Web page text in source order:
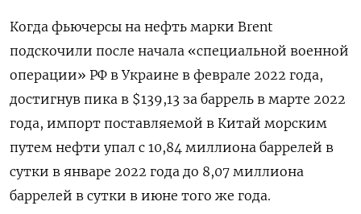
Когда фьючерсы на нефть марки Brent
подскочили после начала «специальной ​военной
операции» РФ в Украине в феврале 2022 года,
достигнув пика в $139,13 за баррель в марте 2022
года, импорт поставляемой в Китай ‌морским
путем нефти упал с 10,84 миллиона баррелей в
сутки в январе 2022 года до 8,07 миллиона
баррелей в сутки в июне того ​же года.